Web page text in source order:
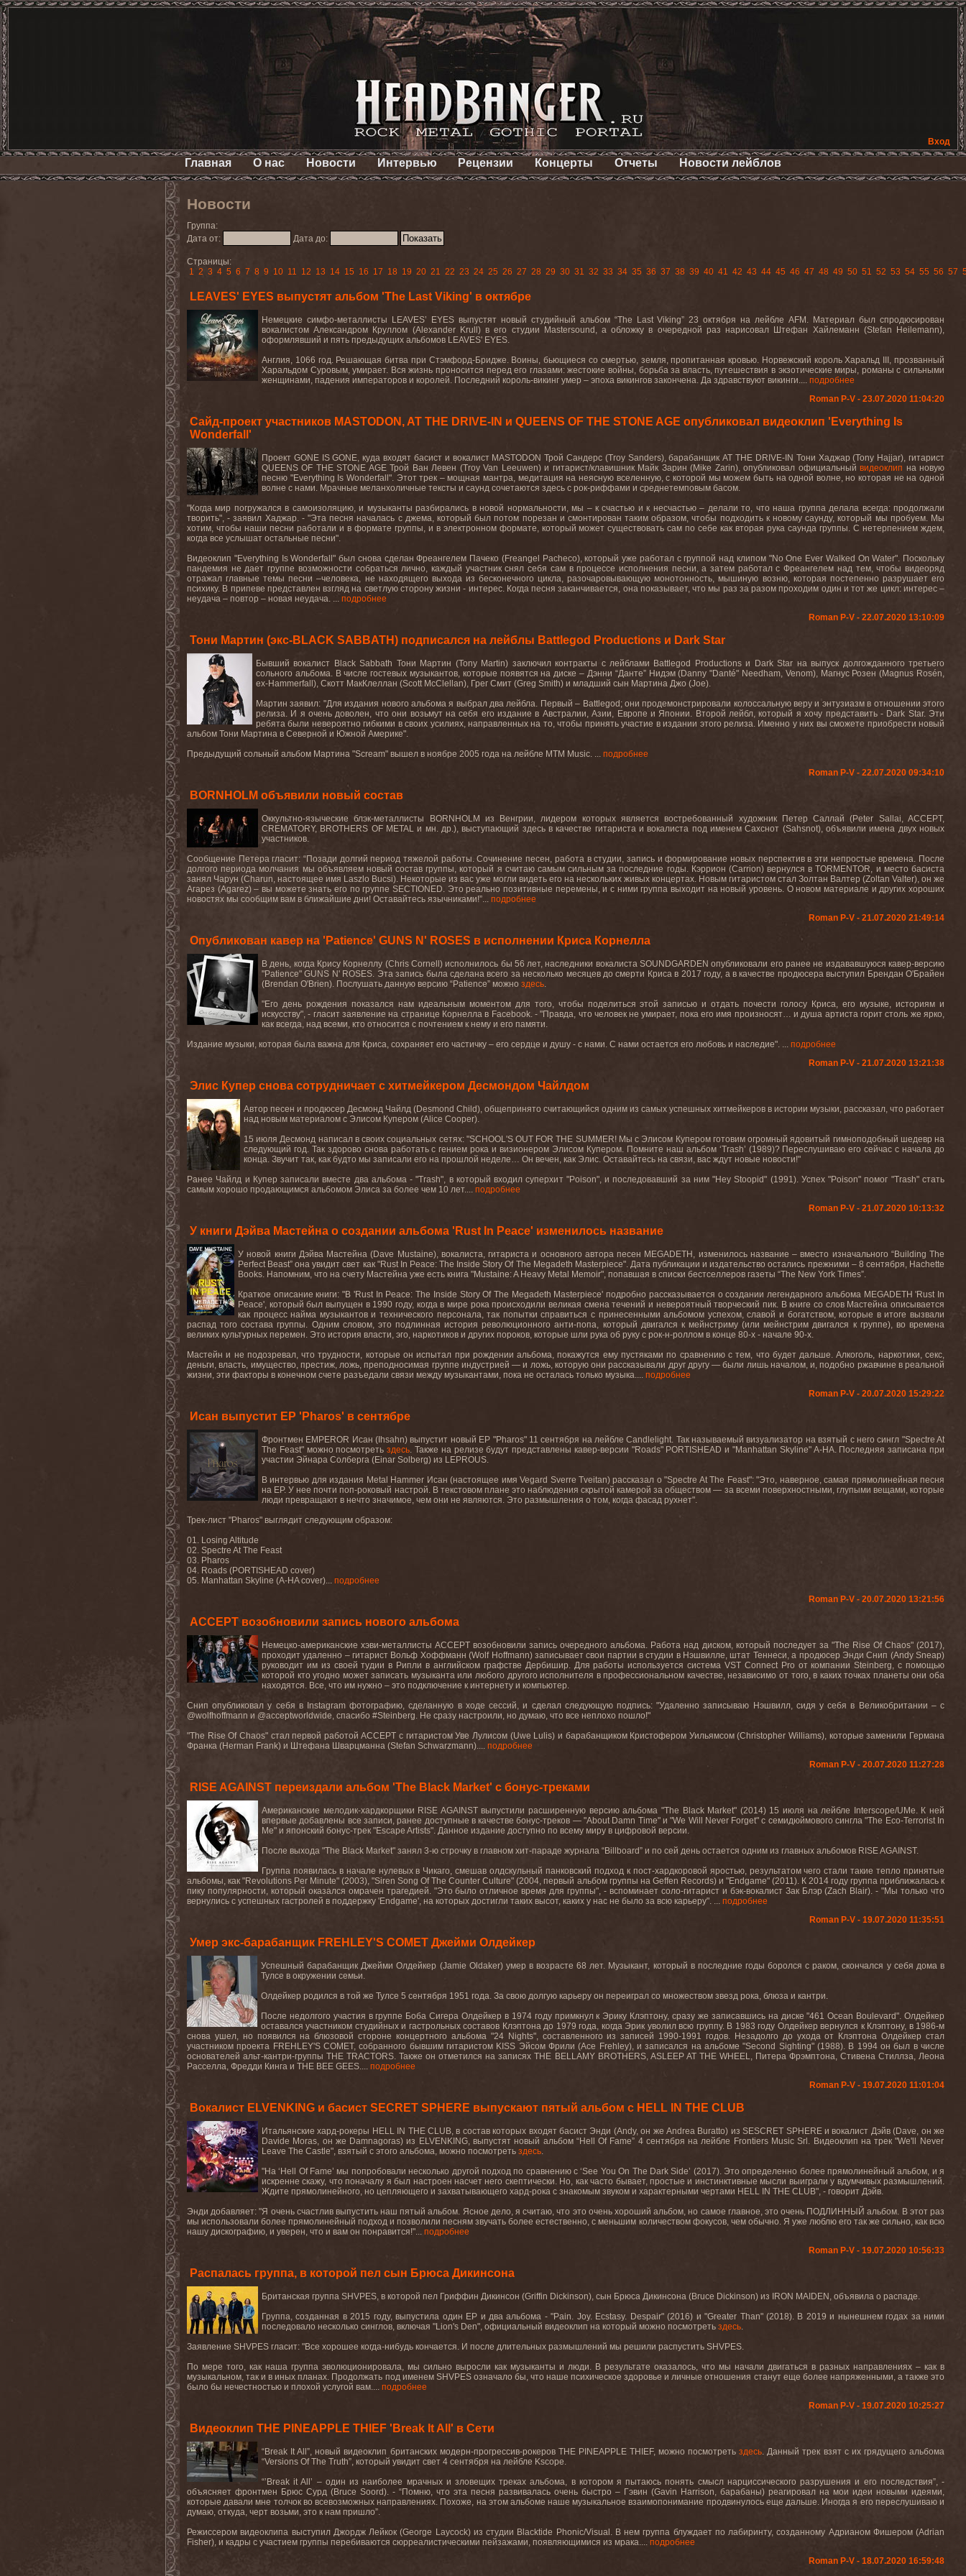
Вход
Главная О нас Новости Интервью Рецензии Концерты Отчеты Новости лейблов
Новости
Группа:
Дата от:
Дата до:
Страницы:
1 2 3 4 5 6 7 8 9 10 11 12 13 14 15 16 17 18 19 20 21 22 23 24 25 26 27 28 29 30 31 32 33 34 35 36 37 38 39 40 41 42 43 44 45 46 47 48 49 50 51 52 53 54 55 56 57
LEAVES' EYES выпустят альбом 'The Last Viking' в октябре
Немецкие симфо-металлисты LEAVES’ EYES выпустят новый студийный альбом “The Last Viking” 23 октября на лейбле AFM. Материал был спродюсирован
вокалистом Александром Круллом (Alexander Krull) в его студии Mastersound, а обложку в очередной раз нарисовал Штефан Хайлеманн (Stefan Heilemann),
оформлявший и пять предыдущих альбомов LEAVES' EYES.
Англия, 1066 год. Решающая битва при Стэмфорд-Бридже. Воины, бьющиеся со смертью, земля, пропитанная кровью. Норвежский король Харальд III, прозванный
Харальдом Суровым, умирает. Вся жизнь проносится перед его глазами: жестокие войны, борьба за власть, путешествия в экзотические миры, романы с сильными
женщинами, падения императоров и королей. Последний король-викинг умер – эпоха викингов закончена. Да здравствуют викинги.... подробнее
Roman P-V - 23.07.2020 11:04:20
Сайд-проект участников MASTODON, AT THE DRIVE-IN и QUEENS OF THE STONE AGE опубликовал видеоклип 'Everything Is
Wonderfall'
Проект GONE IS GONE, куда входят басист и вокалист MASTODON Трой Сандерс (Troy Sanders), барабанщик AT THE DRIVE-IN Тони Хаджар (Tony Hajjar), гитарист
QUEENS OF THE STONE AGE Трой Ван Левен (Troy Van Leeuwen) и гитарист/клавишник Майк Зарин (Mike Zarin), опубликовал официальныйвидеоклип на новую
песню "Everything Is Wonderfall". Этот трек – мощная мантра, медитация на неясную вселенную, с которой мы можем быть на одной волне, но которая не на одной
волне с нами. Мрачные меланхоличные тексты и саунд сочетаются здесь с рок-риффами и среднетемповым басом.
"Когда мир погружался в самоизоляцию, и музыканты разбирались в новой нормальности, мы – к счастью и к несчастью – делали то, что наша группа делала всегда: продолжали
творить", - заявил Хаджар. - "Эта песня началась с джема, который был потом порезан и смонтирован таким образом, чтобы подходить к новому саунду, который мы пробуем. Мы
хотим, чтобы наши песни работали и в формате группы, и в электронном формате, который может существовать сам по себе как вторая рука саунда группы. С нетерпением ждем,
когда все услышат остальные песни".
Видеоклип "Everything Is Wonderfall" был снова сделан Фреангелем Пачеко (Freangel Pacheco), который уже работал с группой над клипом "No One Ever Walked On Water". Поскольку
пандемия не дает группе возможности собраться лично, каждый участник снял себя сам в процессе исполнения песни, а затем работал с Фреангелем над тем, чтобы видеоряд
отражал главные темы песни –человека, не находящего выхода из бесконечного цикла, разочаровывающую монотонность, мышиную возню, которая постепенно разрушает его
психику. В припеве представлен взгляд на светлую сторону жизни - интерес. Когда песня заканчивается, она показывает, что мы раз за разом проходим один и тот же цикл: интерес –
неудача – повтор – новая неудача. ... подробнее
Roman P-V - 22.07.2020 13:10:09
Тони Мартин (экс-BLACK SABBATH) подписался на лейблы Battlegod Productions и Dark Star
Бывший вокалист Black Sabbath Тони Мартин (Tony Martin) заключил контракты с лейблами Battlegod Productions и Dark Star на выпуск долгожданного третьего
сольного альбома. В числе гостевых музыкантов, которые появятся на диске – Дэнни “Данте” Нидэм (Danny "Danté" Needham, Venom), Магнус Розен (Magnus Rosén,
ex-Hammerfall), Скотт МакКлеллан (Scott McClellan), Грег Смит (Greg Smith) и младший сын Мартина Джо (Joe).
Мартин заявил: "Для издания нового альбома я выбрал два лейбла. Первый – Battlegod; они продемонстрировали колоссальную веру и энтузиазм в отношении этого
релиза. И я очень доволен, что они возьмут на себя его издание в Австралии, Азии, Европе и Японии. Второй лейбл, который я хочу представить - Dark Star. Эти
ребята были невероятно гибкими в своих усилиях, направленных на то, чтобы принять участие в издании этого релиза. Именно у них вы сможете приобрести новый
альбом Тони Мартина в Северной и Южной Америке".
Предыдущий сольный альбом Мартина "Scream" вышел в ноябре 2005 года на лейбле MTM Music. ... подробнее
Roman P-V - 22.07.2020 09:34:10
BORNHOLM объявили новый состав
Оккультно-языческие блэк-металлисты BORNHOLM из Венгрии, лидером которых является востребованный художник Петер Саллай (Peter Sallai, ACCEPT,
CREMATORY, BROTHERS OF METAL и мн. др.), выступающий здесь в качестве гитариста и вокалиста под именем Сахснот (Sahsnot), объявили имена двух новых
участников.
Сообщение Петера гласит: “Позади долгий период тяжелой работы. Сочинение песен, работа в студии, запись и формирование новых перспектив в эти непростые времена. После
долгого периода молчания мы объявляем новый состав группы, который я считаю самым сильным за последние годы. Кэррион (Carrion) вернулся в TORMENTOR, и место басиста
занял Чарун (Charun, настоящее имя Laszlo Bucsi). Некоторые из вас уже могли видеть его на нескольких живых концертах. Новым гитаристом стал Золтан Валтер (Zoltan Valter), он же
Агарез (Agarez) – вы можете знать его по группе SECTIONED. Это реально позитивные перемены, и с ними группа выходит на новый уровень. О новом материале и других хороших
новостях мы сообщим вам в ближайшие дни! Оставайтесь язычниками!”... подробнее
Roman P-V - 21.07.2020 21:49:14
Опубликован кавер на 'Patience' GUNS N' ROSES в исполнении Криса Корнелла
В день, когда Крису Корнеллу (Chris Cornell) исполнилось бы 56 лет, наследники вокалиста SOUNDGARDEN опубликовали его ранее не издававшуюся кавер-версию
"Patience" GUNS N' ROSES. Эта запись была сделана всего за несколько месяцев до смерти Криса в 2017 году, а в качестве продюсера выступил Брендан О'Брайен
(Brendan O'Brien). Послушать данную версию “Patience” можно здесь.
"Его день рождения показался нам идеальным моментом для того, чтобы поделиться этой записью и отдать почести голосу Криса, его музыке, историям и
искусству", - гласит заявление на странице Корнелла в Facebook. - "Правда, что человек не умирает, пока его имя произносят… и душа артиста горит столь же ярко,
как всегда, над всеми, кто относится с почтением к нему и его памяти.
Издание музыки, которая была важна для Криса, сохраняет его частичку – его сердце и душу - с нами. С нами остается его любовь и наследие". ... подробнее
Roman P-V - 21.07.2020 13:21:38
Элис Купер снова сотрудничает с хитмейкером Десмондом Чайлдом
Автор песен и продюсер Десмонд Чайлд (Desmond Child), общепринято считающийся одним из самых успешных хитмейкеров в истории музыки, рассказал, что работает
над новым материалом с Элисом Купером (Alice Cooper).
15 июля Десмонд написал в своих социальных сетях: "SCHOOL'S OUT FOR THE SUMMER! Мы с Элисом Купером готовим огромный ядовитый гимноподобный шедевр на
следующий год. Так здорово снова работать с гением рока и визионером Элисом Купером. Помните наш альбом ‘Trash’ (1989)? Переслушиваю его сейчас с начала до
конца. Звучит так, как будто мы записали его на прошлой неделе… Он вечен, как Элис. Оставайтесь на связи, вас ждут новые новости!"
Ранее Чайлд и Купер записали вместе два альбома - "Trash", в который входил суперхит "Poison", и последовавший за ним "Hey Stoopid" (1991). Успех "Poison" помог "Trash" стать
самым хорошо продающимся альбомом Элиса за более чем 10 лет.... подробнее
Roman P-V - 21.07.2020 10:13:32
У книги Дэйва Мастейна о создании альбома 'Rust In Peace' изменилось название
У новой книги Дэйва Мастейна (Dave Mustaine), вокалиста, гитариста и основного автора песен MEGADETH, изменилось название – вместо изначального “Building The
Perfect Beast” она увидит свет как "Rust In Peace: The Inside Story Of The Megadeth Masterpiece". Дата публикации и издательство остались прежними – 8 сентября, Hachette
Books. Напомним, что на счету Мастейна уже есть книга "Mustaine: A Heavy Metal Memoir", попавшая в списки бестселлеров газеты “The New York Times”.
Краткое описание книги: "В 'Rust In Peace: The Inside Story Of The Megadeth Masterpiece' подробно рассказывается о создании легендарного альбома MEGADETH 'Rust In
Peace', который был выпущен в 1990 году, когда в мире рока происходили великая смена течений и невероятный творческий пик. В книге со слов Мастейна описывается
как процесс найма музыкантов и технического персонала, так попытки справиться с принесенными альбомом успехом, славой и богатством, которые в итоге вызвали
распад того состава группы. Одним словом, это подлинная история революционного анти-попа, который двигался к мейнстриму (или мейнстрим двигался к группе), во времена
великих культурных перемен. Это история власти, эго, наркотиков и других пороков, которые шли рука об руку с рок-н-роллом в конце 80-х - начале 90-х.
Мастейн и не подозревал, что трудности, которые он испытал при рождении альбома, покажутся ему пустяками по сравнению с тем, что будет дальше. Алкоголь, наркотики, секс,
деньги, власть, имущество, престиж, ложь, преподносимая группе индустрией — и ложь, которую они рассказывали друг другу — были лишь началом, и, подобно ржавчине в реальной
жизни, эти факторы в конечном счете разъедали связи между музыкантами, пока не осталась только музыка.... подробнее
Roman P-V - 20.07.2020 15:29:22
Исан выпустит EP 'Pharos' в сентябре
Фронтмен EMPEROR Исан (Ihsahn) выпустит новый EP "Pharos" 11 сентября на лейбле Candlelight. Так называемый визуализатор на взятый с него сингл "Spectre At
The Feast" можно посмотретьздесь. Также на релизе будут представлены кавер-версии "Roads" PORTISHEAD и "Manhattan Skyline" A-HA. Последняя записана при
участии Эйнара Солберга (Einar Solberg) из LEPROUS.
В интервью для издания Metal Hammer Исан (настоящее имя Vegard Sverre Tveitan) рассказал о "Spectre At The Feast": "Это, наверное, самая прямолинейная песня
на EP. У нее почти поп-роковый настрой. В текстовом плане это наблюдения скрытой камерой за обществом — за всеми поверхностными, глупыми вещами, которые
люди превращают в нечто значимое, чем они не являются. Это размышления о том, когда фасад рухнет".
Трек-лист "Pharos" выглядит следующим образом:
01. Losing Altitude
02. Spectre At The Feast
03. Pharos
04. Roads (PORTISHEAD cover)
05. Manhattan Skyline (A-HA cover)... подробнее
Roman P-V - 20.07.2020 13:21:56
ACCEPT возобновили запись нового альбома
Немецко-американские хэви-металлисты ACCEPT возобновили запись очередного альбома. Работа над диском, который последует за "The Rise Of Chaos" (2017),
проходит удаленно – гитарист Вольф Хоффманн (Wolf Hoffmann) записывает свои партии в студии в Нэшвилле, штат Теннеси, а продюсер Энди Снип (Andy Sneap)
руководит им из своей тудии в Рипли в английском графстве Дербишир. Для работы используется система VST Connect Pro от компании Steinberg, с помощью
которой кто угодно может записать музыканта или любого другого исполнителя в профессиональном качестве, независимо от того, в каких точках планеты они оба
находятся. Все, что им нужно – это подключение к интернету и компьютер.
Снип опубликовал у себя в Instagram фотографию, сделанную в ходе сессий, и сделал следующую подпись: "Удаленно записываю Нэшвилл, сидя у себя в Великобритании – с
@wolfhoffmann и @acceptworldwide, спасибо #Steinberg. Не сразу настроили, но думаю, что все неплохо пошло!"
"The Rise Of Chaos" стал первой работой ACCEPT с гитаристом Уве Лулисом (Uwe Lulis) и барабанщиком Кристофером Уильямсом (Christopher Williams), которые заменили Германа
Франка (Herman Frank) и Штефана Шварцманна (Stefan Schwarzmann).... подробнее
Roman P-V - 20.07.2020 11:27:28
RISE AGAINST переиздали альбом 'The Black Market' с бонус-треками
Американские мелодик-хардкорщики RISE AGAINST выпустили расширенную версию альбома "The Black Market" (2014) 15 июля на лейбле Interscope/UMe. К ней
впервые добавлены все записи, ранее доступные в качестве бонус-треков — "About Damn Time" и "We Will Never Forget" с семидюймового сингла "The Eco-Terrorist In
Me" и японский бонус-трек "Escape Artists". Данное издание доступно по всему миру в цифровой версии.
После выхода "The Black Market" занял 3-ю строчку в главном хит-параде журнала “Billboard” и по сей день остается одним из главных альбомов RISE AGAINST.
Группа появилась в начале нулевых в Чикаго, смешав олдскульный панковский подход к пост-хардкоровой яростью, результатом чего стали такие тепло принятые
альбомы, как "Revolutions Per Minute" (2003), "Siren Song Of The Counter Culture" (2004, первый альбом группы на Geffen Records) и "Endgame" (2011). К 2014 году группа приближалась к
пику популярности, который оказался омрачен трагедией. "Это было отличное время для группы", - вспоминает соло-гитарист и бэк-вокалист Зак Блэр (Zach Blair). - "Мы только что
вернулись с успешных гастролей в поддержку 'Endgame', на которых достигли таких высот, каких у нас не было за всю карьеру". ... подробнее
Roman P-V - 19.07.2020 11:35:51
Умер экс-барабанщик FREHLEY'S COMET Джейми Олдейкер
Успешный барабанщик Джейми Олдейкер (Jamie Oldaker) умер в возрасте 68 лет. Музыкант, который в последние годы боролся с раком, скончался у себя дома в
Тулсе в окружении семьи.
Олдейкер родился в той же Тулсе 5 сентября 1951 года. За свою долгую карьеру он переиграл со множеством звезд рока, блюза и кантри.
После недолгого участия в группе Боба Сигера Олдейкер в 1974 году примкнул к Эрику Клэптону, сразу же записавшись на диске "461Ocean Boulevard". Олдейкер
оставался участником студийных и гастрольных составов Клэптона до 1979 года, когда Эрик уволил всю группу. В 1983 году Олдейкер вернулся к Клэптону, в 1986-м
снова ушел, но появился на блюзовой стороне концертного альбома "24 Nights", составленного из записей 1990-1991 годов. Незадолго до ухода от Клэптона Олдейкер стал
участником проекта FREHLEY'S COMET, собранного бывшим гитаристом KISS Эйсом Фрили (Ace Frehley), и записался на альбоме "Second Sighting" (1988). В 1994 он был в числе
основателей альт-кантри-группыTHE TRACTORS. Также он отметился на записяхTHE BELLAMY BROTHERS, ASLEEP AT THE WHEEL, Питера Фрэмптона, Стивена Стиллза, Леона
Расселла, Фредди Кинга и THE BEE GEES.... подробнее
Roman P-V - 19.07.2020 11:01:04
Вокалист ELVENKING и басист SECRET SPHERE выпускают пятый альбом с HELL IN THE CLUB
Итальянские хард-рокеры HELL IN THE CLUB, в состав которых входят басист Энди (Andy,он же Andrea Buratto) из SESCRET SPHERE и вокалист Дэйв(Dave, он же
Davide Moras, он же Damnagoras)из ELVENKING, выпустят новый альбом “Hell Of Fame” 4 сентября на лейбле Frontiers Music Srl. Видеоклип на трек "We'll Never
Leave The Castle", взятый с этого альбома, можно посмотреть здесь.
"На ‘ Hell Of Fame’ мы попробовали несколько другой подход по сравнению с ‘See You On The Dark Side’ (2017). Это определенно более прямолинейный альбом, и я
искренне скажу, что поначалу я был настроен насчет него скептически. Но, как часто бывает, простые и инстинктивные мысли выиграли у вдумчивых размышлений.
Ждите прямолинейного, но цепляющего и захватывающего хард-рока с знакомым звуком и характерными чертами HELL IN THE CLUB", - говорит Дэйв.
Энди добавляет: "Я очень счастлив выпустить наш пятый альбом. Ясное дело, я считаю, что это очень хороший альбом, но самое главное, это очень ПОДЛИННЫЙ альбом. В этот раз
мы использовали более прямолинейный подход и позволили песням звучать более естественно, с меньшим количеством фокусов, чем обычно. Я уже люблю его так же сильно, как всю
нашу дискографию, и уверен, что и вам он понравится!"... подробнее
Roman P-V - 19.07.2020 10:56:33
Распалась группа, в которой пел сын Брюса Дикинсона
Британская группа SHVPES, в которой пел Гриффин Дикинсон (Griffin Dickinson), сын Брюса Дикинсона (Bruce Dickinson) из IRON MAIDEN , объявила о распаде.
Группа, созданная в 2015 году, выпустила один EP и два альбома - "Pain. Joy. Ecstasy. Despair" (2016) и "Greater Than" (2018). В 2019 и нынешнем годах за ними
последовало несколько синглов, включая "Lion's Den", официальный видеоклип на который можно посмотреть здесь.
Заявление SHVPES гласит: "Все хорошее когда-нибудь кончается. И после длительных размышлений мы решили распустить SHVPES.
По мере того, как наша группа эволюционировала, мы сильно выросли как музыканты и люди. В результате оказалось, что мы начали двигаться в разных направлениях – как в
музыкальном, так и в иных планах. Продолжать под именем SHVPES означало бы, что наше психическое здоровье и личные отношения станут еще более напряженными, а также это
было бы нечестностью и плохой услугой вам.... подробнее
Roman P-V - 19.07.2020 10:25:27
Видеоклип THE PINEAPPLE THIEF 'Break It All' в Сети
“Break It All”, новый видеоклип британских модерн-прогрессив-рокеров THE PINEAPPLE THIEF, можно посмотретьздесь. Данный трек взят с их грядущего альбома
“Versions Of The Truth”, который увидит свет 4 сентября на лейбле Kscope.
“’Break it All’ – один из наиболее мрачных и зловещих треках альбома, в котором я пытаюсь понять смысл нарциссического разрушения и его последствия”, -
объясняет фронтмен Брюс Сурд (Bruce Soord). - “Помню, что эта песня развивалась очень быстро – Гэвин (Gavin Harrison, барабаны) реагировал на мои идеи новыми идеями,
которые давали мне толчок во всевозможных направлениях. Похоже, на этом альбоме наше музыкальное взаимопонимание продвинулось еще дальше. Иногда я его переслушиваю и
думаю, откуда, черт возьми, это к нам пришло”.
Режиссером видеоклипа выступил Джордж Лейкок (George Laycock) из студии Blacktide Phonic/Visual. В нем группа блуждает по лабиринту, созданному Адрианом Фишером (Adrian
Fisher), и кадры с участием группы перебиваются сюрреалистическими пейзажами, появляющимися из мрака.... подробнее
Roman P-V - 18.07.2020 16:59:48